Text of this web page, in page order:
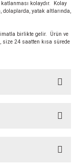
katlanması kolaydır. Kolay
yatak altlarında,
birlikte gelir. Ürün ve
24 saatten kısa sürede